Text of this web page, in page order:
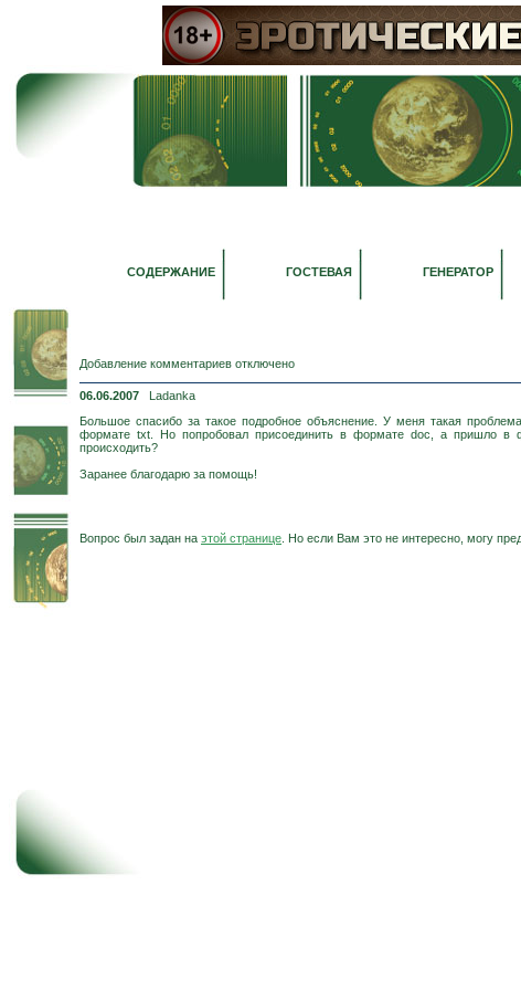
СОДЕРЖАНИЕ ГОСТЕВАЯ ГЕНЕРАТОР
Добавление комментариев отключено
06.06.2007 Ladanka
Большое спасибо за такое подробное объяснение. У меня такая
формате txt. Но попробовал присоединить в формате doc, а пришло в
происходить?
Заранее благодарю за помощь!
Вопрос был задан на этой странице . Но если Вам это не интересно, могу